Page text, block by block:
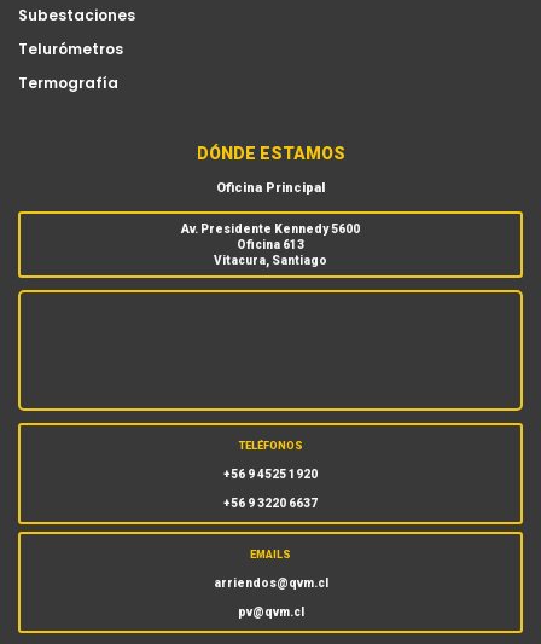
Subestaciones
Telurómetros
Termografía
DÓNDE ESTAMOS
Oficina Principal
Av. Presidente Kennedy 5600
Oficina 613
Vitacura, Santiago
TELÉFONOS
+56 9 4525 1920
+56 9 3220 6637
EMAILS
arriendos@qvm.cl
pv@qvm.cl